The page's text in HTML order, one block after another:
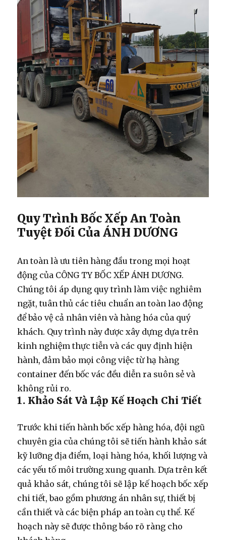
Quy Trình Bốc Xếp An Toàn
Tuyệt Đối Của ÁNH DƯƠNG
An toàn là ưu tiên hàng đầu trong mọi hoạt
động của CÔNG TY BỐC XẾP ÁNH DƯƠNG.
Chúng tôi áp dụng quy trình làm việc nghiêm
ngặt, tuân thủ các tiêu chuẩn an toàn lao động
để bảo vệ cả nhân viên và hàng hóa của quý
khách. Quy trình này được xây dựng dựa trên
kinh nghiệm thực tiễn và các quy định hiện
hành, đảm bảo mọi công việc từhạ hàng
container đếnbốc vác đều diễn ra suôn sẻ và
không rủi ro.
1. Khảo Sát Và Lập Kế Hoạch Chi Tiết
Trước khi tiến hànhbốc xếp hàng hóa, đội ngũ
chuyên gia của chúng tôi sẽ tiến hành khảo sát
kỹ lưỡng địa điểm, loại hàng hóa, khối lượng và
các yếu tố môi trường xung quanh. Dựa trên kết
quả khảo sát, chúng tôi sẽ lập kế hoạch bốc xếp
chi tiết, bao gồm phương án nhân sự, thiết bị
cần thiết và các biện pháp an toàn cụ thể. Kế
hoạch này sẽ được thông báo rõ ràng cho